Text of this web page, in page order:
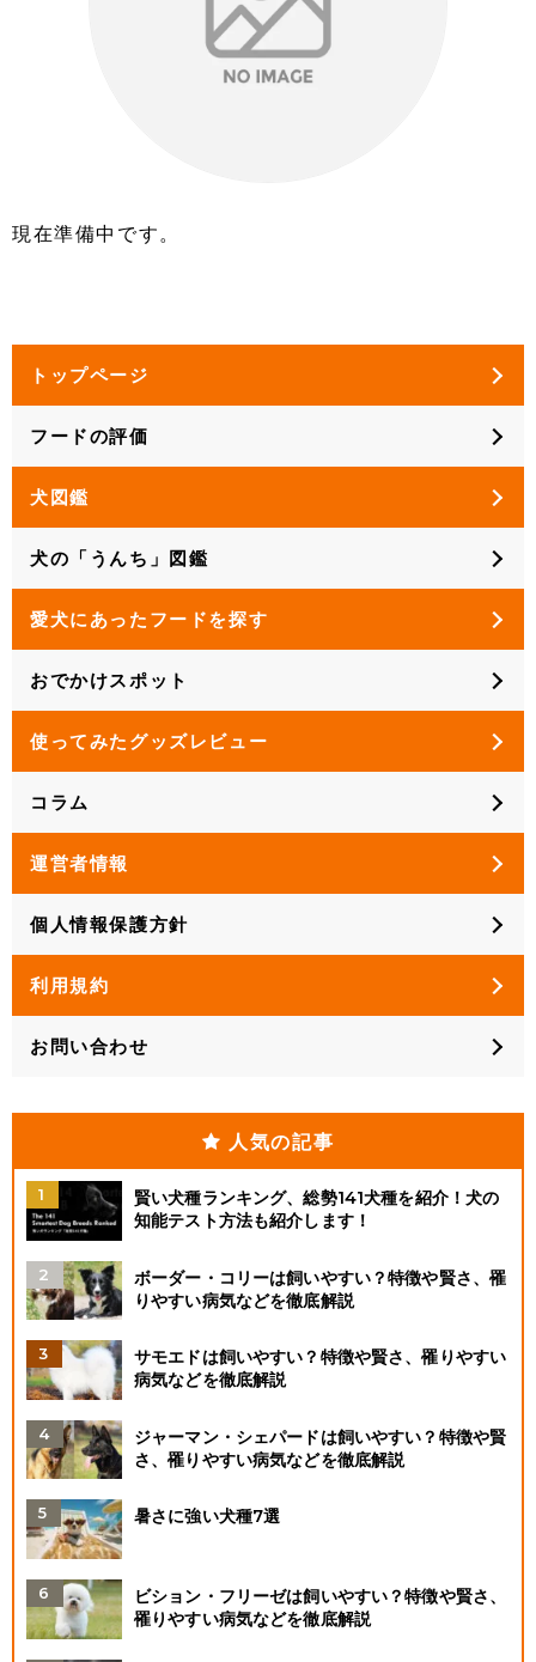
現在準備中です。
トップページ
フードの評価
犬図鑑
犬の「うんち」図鑑
愛犬にあったフードを探す
おでかけスポット
使ってみたグッズレビュー
コラム
運営者情報
個人情報保護方針
利用規約
お問い合わせ
人気の記事
賢い犬種ランキング、総勢141犬種を紹介！犬の
知能テスト方法も紹介します！
ボーダー・コリーは飼いやすい？特徴や賢さ、罹
りやすい病気などを徹底解説
サモエドは飼いやすい？特徴や賢さ、罹りやすい
病気などを徹底解説
ジャーマン・シェパードは飼いやすい？特徴や賢
さ、罹りやすい病気などを徹底解説
暑さに強い犬種7選
ビション・フリーゼは飼いやすい？特徴や賢さ、
罹りやすい病気などを徹底解説